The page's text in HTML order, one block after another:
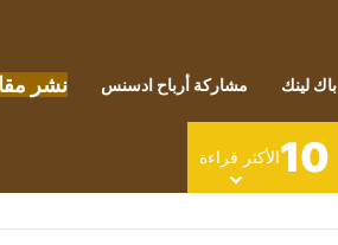
باك لينك مشاركة أرباح ادسنس نشر
10الأكثر قراءة